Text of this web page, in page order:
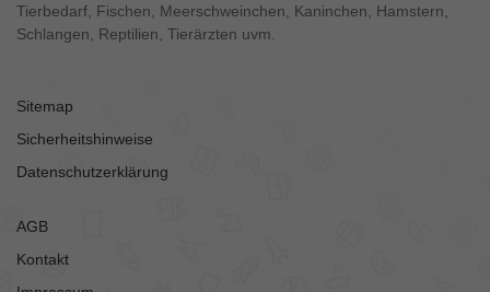
Tierbedarf, Fischen, Meerschweinchen, Kaninchen, Hamstern,
Schlangen, Reptilien, Tierärzten uvm.
Sitemap
Sicherheitshinweise
Datenschutzerklärung
AGB
Kontakt